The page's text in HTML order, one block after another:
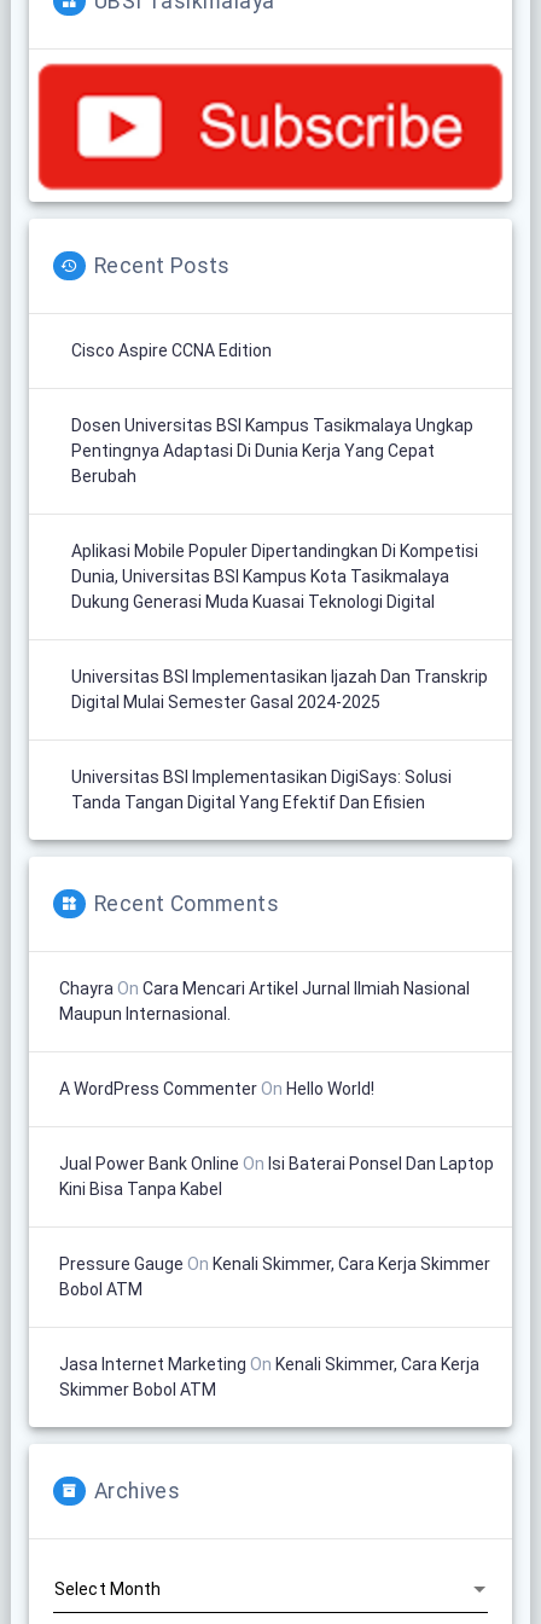
Recent Posts
Cisco Aspire CCNA Edition
Dosen Universitas BSI Kampus Tasikmalaya Ungkap
Pentingnya Adaptasi Di Dunia Kerja Yang Cepat
Berubah
Aplikasi Mobile Populer Dipertandingkan Di Kompetisi
Dunia, Universitas BSI Kampus Kota Tasikmalaya
Dukung Generasi Muda Kuasai Teknologi Digital
Universitas BSI Implementasikan Ijazah Dan Transkrip
Digital Mulai Semester Gasal 2024-2025
Universitas BSI Implementasikan DigiSays: Solusi
Tanda Tangan Digital Yang Efektif Dan Efisien
Recent Comments
Chayra On Cara Mencari Artikel Jurnal Ilmiah Nasional
Maupun Internasional.
A WordPress CommenterOn Hello World!
Jual Power Bank Online On Isi Baterai Ponsel Dan Laptop
Kini Bisa Tanpa Kabel
Pressure Gauge On Kenali Skimmer, Cara Kerja Skimmer
Bobol ATM
Jasa Internet Marketing On Kenali Skimmer, Cara Kerja
Skimmer Bobol ATM
Archives